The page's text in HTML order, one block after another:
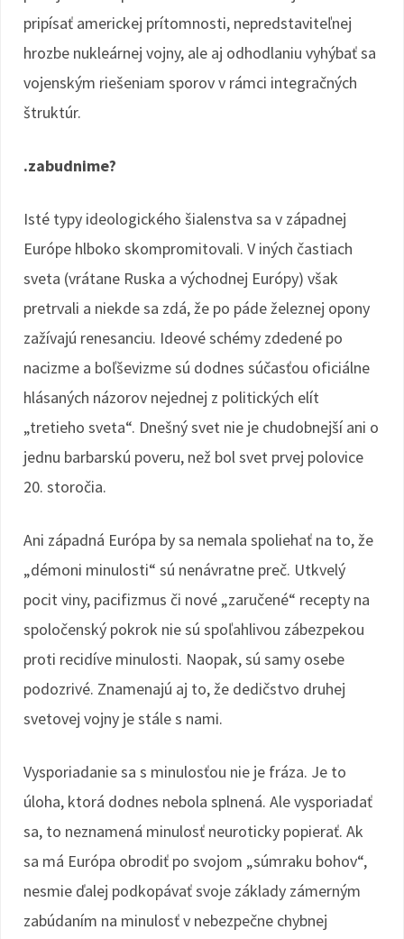
pripísať americkej prítomnosti, nepredstaviteľnej
hrozbe nukleárnej vojny, ale aj odhodlaniu vyhýbať sa
vojenským riešeniam sporov v rámci integračných
štruktúr.
.zabudnime?
Isté typy ideologického šialenstva sa v západnej
Európe hlboko skompromitovali. V iných častiach
sveta (vrátane Ruska a východnej Európy) však
pretrvali a niekde sa zdá, že po páde železnej opony
zažívajú renesanciu. Ideové schémy zdedené po
nacizme a boľševizme sú dodnes súčasťou oficiálne
hlásaných názorov nejednej z politických elít
„tretieho sveta“. Dnešný svet nie je chudobnejší ani o
jednu barbarskú poveru, než bol svet prvej polovice
20. storočia.
Ani západná Európa by sa nemala spoliehať na to, že
„démoni minulosti“ sú nenávratne preč. Utkvelý
pocit viny, pacifizmus či nové „zaručené“ recepty na
spoločenský pokrok nie sú spoľahlivou zábezpekou
proti recidíve minulosti. Naopak, sú samy osebe
podozrivé. Znamenajú aj to, že dedičstvo druhej
svetovej vojny je stále s nami.
Vysporiadanie sa s minulosťou nie je fráza. Je to
úloha, ktorá dodnes nebola splnená. Ale vysporiadať
sa, to neznamená minulosť neuroticky popierať. Ak
sa má Európa obrodiť po svojom „súmraku bohov“,
nesmie ďalej podkopávať svoje základy zámerným
zabúdaním na minulosť v nebezpečne chybnej